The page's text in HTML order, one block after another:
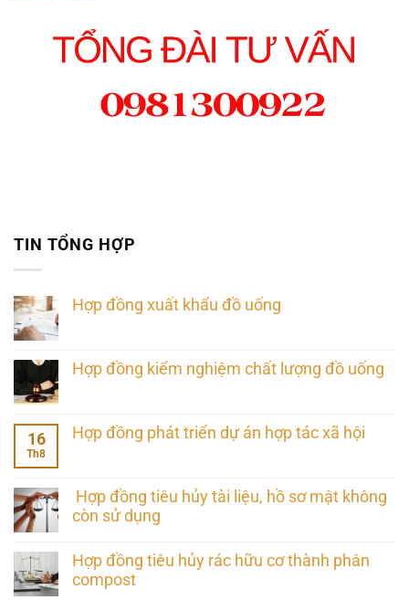
TIN TỔNG HỢP
Hợp đồng xuất khẩu đồ uống
Hợp đồng kiểm nghiệm chất lượng đồ uống
16
Th8
Hợp đồng phát triển dự án hợp tác xã hội
Hợp đồng tiêu hủy tài liệu, hồ sơ mật không
còn sử dụng
Hợp đồng tiêu hủy rác hữu cơ thành phân
compost